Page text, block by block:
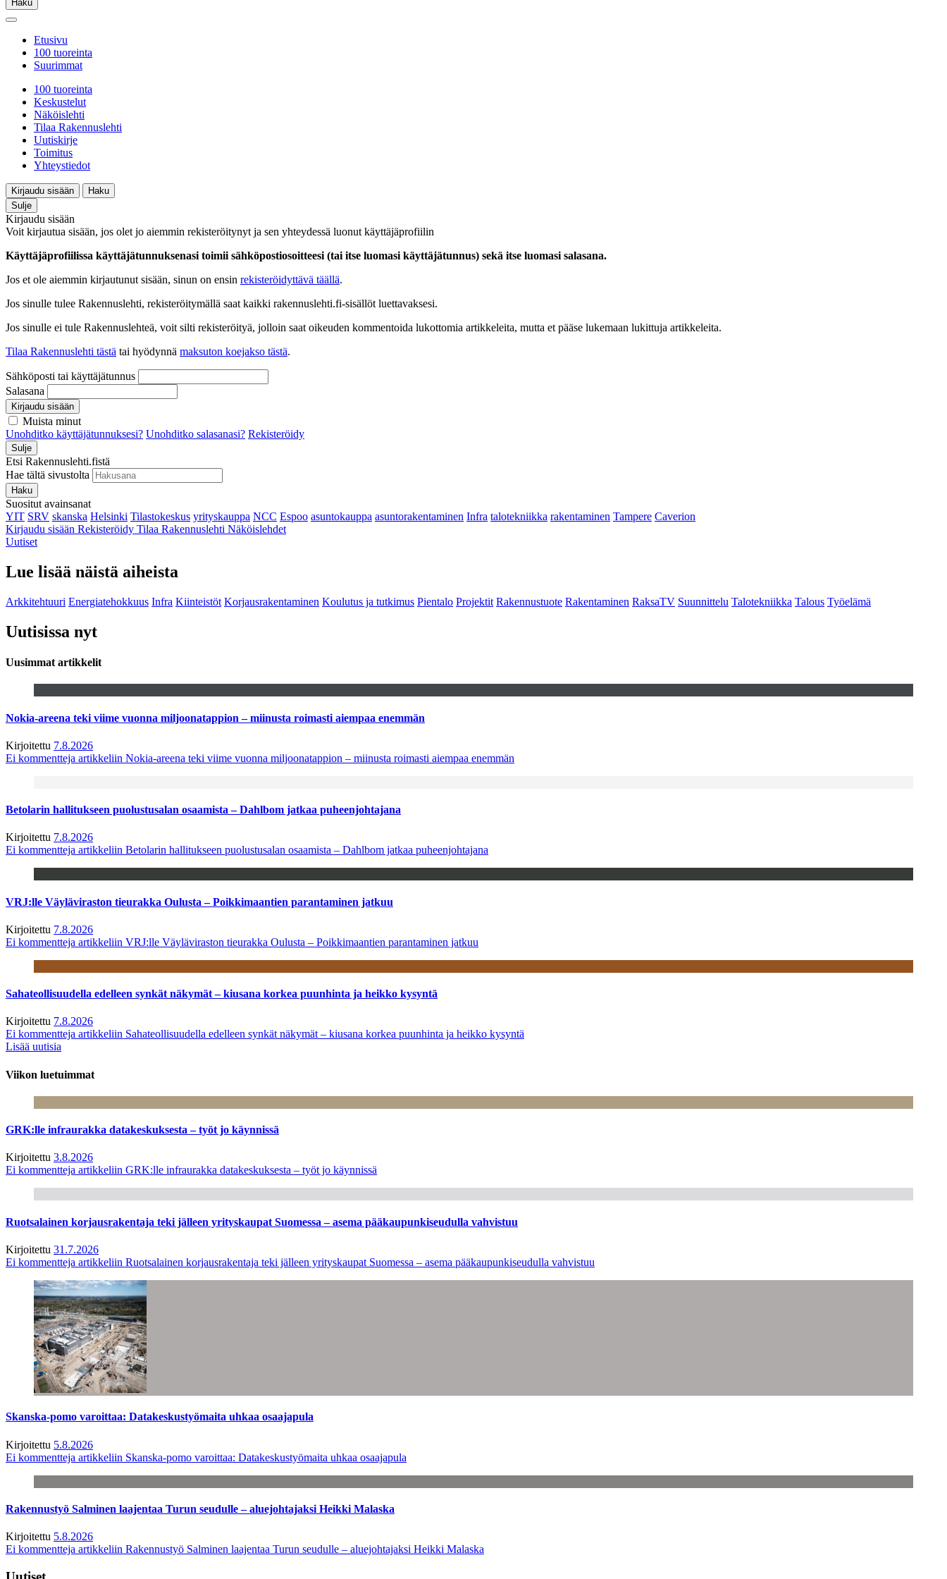
Haku
Etusivu
100 tuoreinta
Suurimmat
100 tuoreinta
Keskustelut
Näköislehti
Tilaa Rakennuslehti
Uutiskirje
Toimitus
Yhteystiedot
Kirjaudu sisään
Haku
Sulje
Kirjaudu sisään
Voit kirjautua sisään, jos olet jo aiemmin rekisteröitynyt ja sen yhteydessä luonut käyttäjäprofiilin
Käyttäjäprofiilissa käyttäjätunnuksenasi toimii sähköpostiosoitteesi (tai itse luomasi käyttäjätunnus) sekä itse luomasi salasana.
Jos et ole aiemmin kirjautunut sisään, sinun on ensin rekisteröidyttävä täällä.
Jos sinulle tulee Rakennuslehti, rekisteröitymällä saat kaikki rakennuslehti.fi-sisällöt luettavaksesi.
Jos sinulle ei tule Rakennuslehteä, voit silti rekisteröityä, jolloin saat oikeuden kommentoida lukottomia artikkeleita, mutta et pääse lukemaan lukittuja artikkeleita.
Tilaa Rakennuslehti tästä tai hyödynnä maksuton koejakso tästä.
Sähköposti tai käyttäjätunnus
Salasana
Kirjaudu sisään
Muista minut
Unohditko käyttäjätunnuksesi? Unohditko salasanasi? Rekisteröidy
Sulje
Etsi Rakennuslehti.fistä
Hae tältä sivustolta
Haku
Suositut avainsanat
YIT SRV skanska Helsinki Tilastokeskus yrityskauppa NCC Espoo asuntokauppa asuntorakentaminen Infra talotekniikka rakentaminen Tampere Caverion
Kirjaudu sisään Rekisteröidy Tilaa Rakennuslehti Näköislehdet
Uutiset
Lue lisää näistä aiheista
Arkkitehtuuri Energiatehokkuus Infra Kiinteistöt Korjausrakentaminen Koulutus ja tutkimus Pientalo Projektit Rakennustuote Rakentaminen RaksaTV Suunnittelu Talotekniikka Talous Työelämä
Uutisissa nyt
Uusimmat artikkelit
Nokia-areena teki viime vuonna miljoonatappion – miinusta roimasti aiempaa enemmän
Kirjoitettu 7.8.2026
Ei kommentteja artikkeliin Nokia-areena teki viime vuonna miljoonatappion – miinusta roimasti aiempaa enemmän
Betolarin hallitukseen puolustusalan osaamista – Dahlbom jatkaa puheenjohtajana
Kirjoitettu 7.8.2026
Ei kommentteja artikkeliin Betolarin hallitukseen puolustusalan osaamista – Dahlbom jatkaa puheenjohtajana
VRJ:lle Väyläviraston tieurakka Oulusta – Poikkimaantien parantaminen jatkuu
Kirjoitettu 7.8.2026
Ei kommentteja artikkeliin VRJ:lle Väyläviraston tieurakka Oulusta – Poikkimaantien parantaminen jatkuu
Sahateollisuudella edelleen synkät näkymät – kiusana korkea puunhinta ja heikko kysyntä
Kirjoitettu 7.8.2026
Ei kommentteja artikkeliin Sahateollisuudella edelleen synkät näkymät – kiusana korkea puunhinta ja heikko kysyntä
Lisää uutisia
Viikon luetuimmat
GRK:lle infraurakka datakeskuksesta – työt jo käynnissä
Kirjoitettu 3.8.2026
Ei kommentteja artikkeliin GRK:lle infraurakka datakeskuksesta – työt jo käynnissä
Ruotsalainen korjausrakentaja teki jälleen yrityskaupat Suomessa – asema pääkaupunkiseudulla vahvistuu
Kirjoitettu 31.7.2026
Ei kommentteja artikkeliin Ruotsalainen korjausrakentaja teki jälleen yrityskaupat Suomessa – asema pääkaupunkiseudulla vahvistuu
Skanska-pomo varoittaa: Datakeskustyömaita uhkaa osaajapula
Kirjoitettu 5.8.2026
Ei kommentteja artikkeliin Skanska-pomo varoittaa: Datakeskustyömaita uhkaa osaajapula
Rakennustyö Salminen laajentaa Turun seudulle – aluejohtajaksi Heikki Malaska
Kirjoitettu 5.8.2026
Ei kommentteja artikkeliin Rakennustyö Salminen laajentaa Turun seudulle – aluejohtajaksi Heikki Malaska